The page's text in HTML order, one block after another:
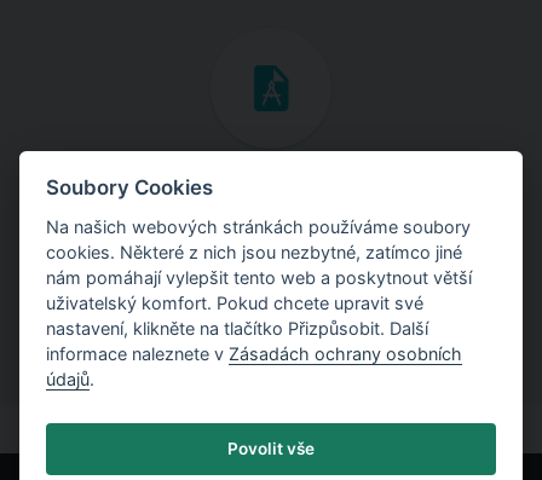
Inženýrské manuály
Stáhněte si manuály s teoretickými i praktickými ukázkami
použití programů.
Soubory Cookies
Na našich webových stránkách používáme soubory
cookies. Některé z nich jsou nezbytné, zatímco jiné
nám pomáhají vylepšit tento web a poskytnout větší
uživatelský komfort. Pokud chcete upravit své
nastavení, klikněte na tlačítko Přizpůsobit. Další
informace naleznete v Zásadách ochrany osobních
údajů.
Povolit vše